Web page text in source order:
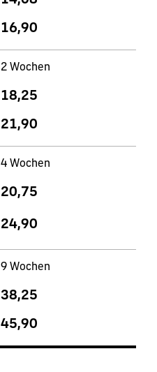
16,90
2 Wochen
18,25
21,90
4 Wochen
20,75
24,90
9 Wochen
38,25
45,90